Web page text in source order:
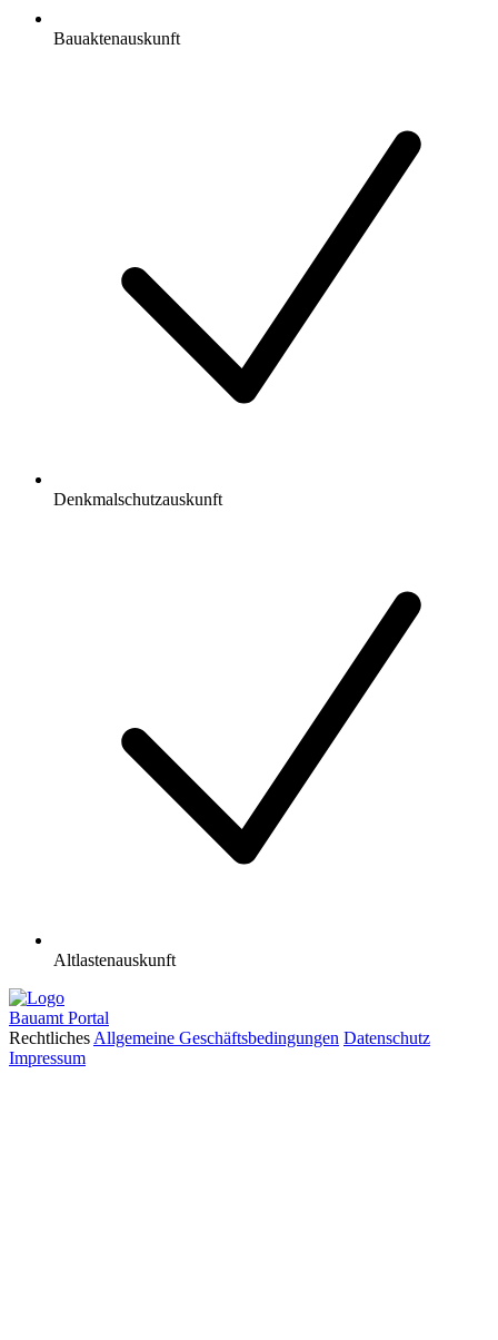
Bauaktenauskunft
Denkmalschutzauskunft
Altlastenauskunft
Bauamt Portal
Rechtliches Allgemeine Geschäftsbedingungen Datenschutz
Impressum